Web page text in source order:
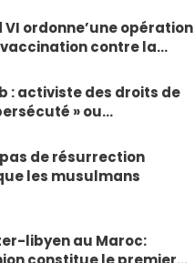
ordonne’une opération
contre la…
: activiste des droits de
» ou…
pas de résurrection
les musulmans
libyen au Maroc: